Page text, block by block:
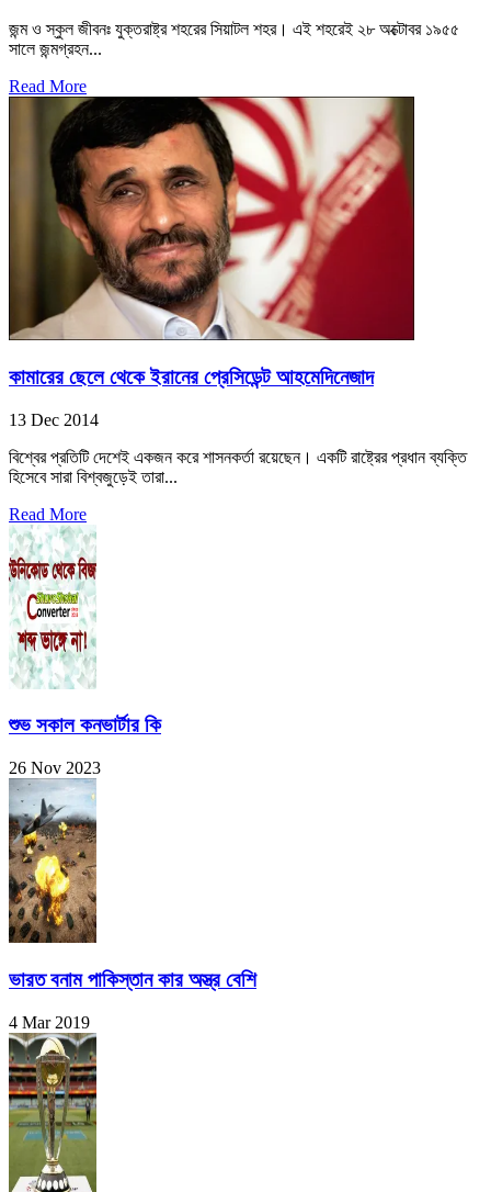
জন্ম ও স্কুল জীবনঃ যুক্তরাষ্ট্র শহরের সিয়াটল শহর। এই শহরেই ২৮ অক্টোবর ১৯৫৫
সালে জন্মগ্রহন...
Read More
কামারের ছেলে থেকে ইরানের প্রেসিডেন্ট আহমেদিনেজাদ
13 Dec 2014
বিশ্বের প্রতিটি দেশেই একজন করে শাসনকর্তা রয়েছেন। একটি রাষ্ট্রের প্রধান ব্যক্তি
হিসেবে সারা বিশ্বজুড়েই তারা...
Read More
শুভ সকাল কনভার্টার কি
26 Nov 2023
ভারত বনাম পাকিস্তান কার অস্ত্র বেশি
4 Mar 2019